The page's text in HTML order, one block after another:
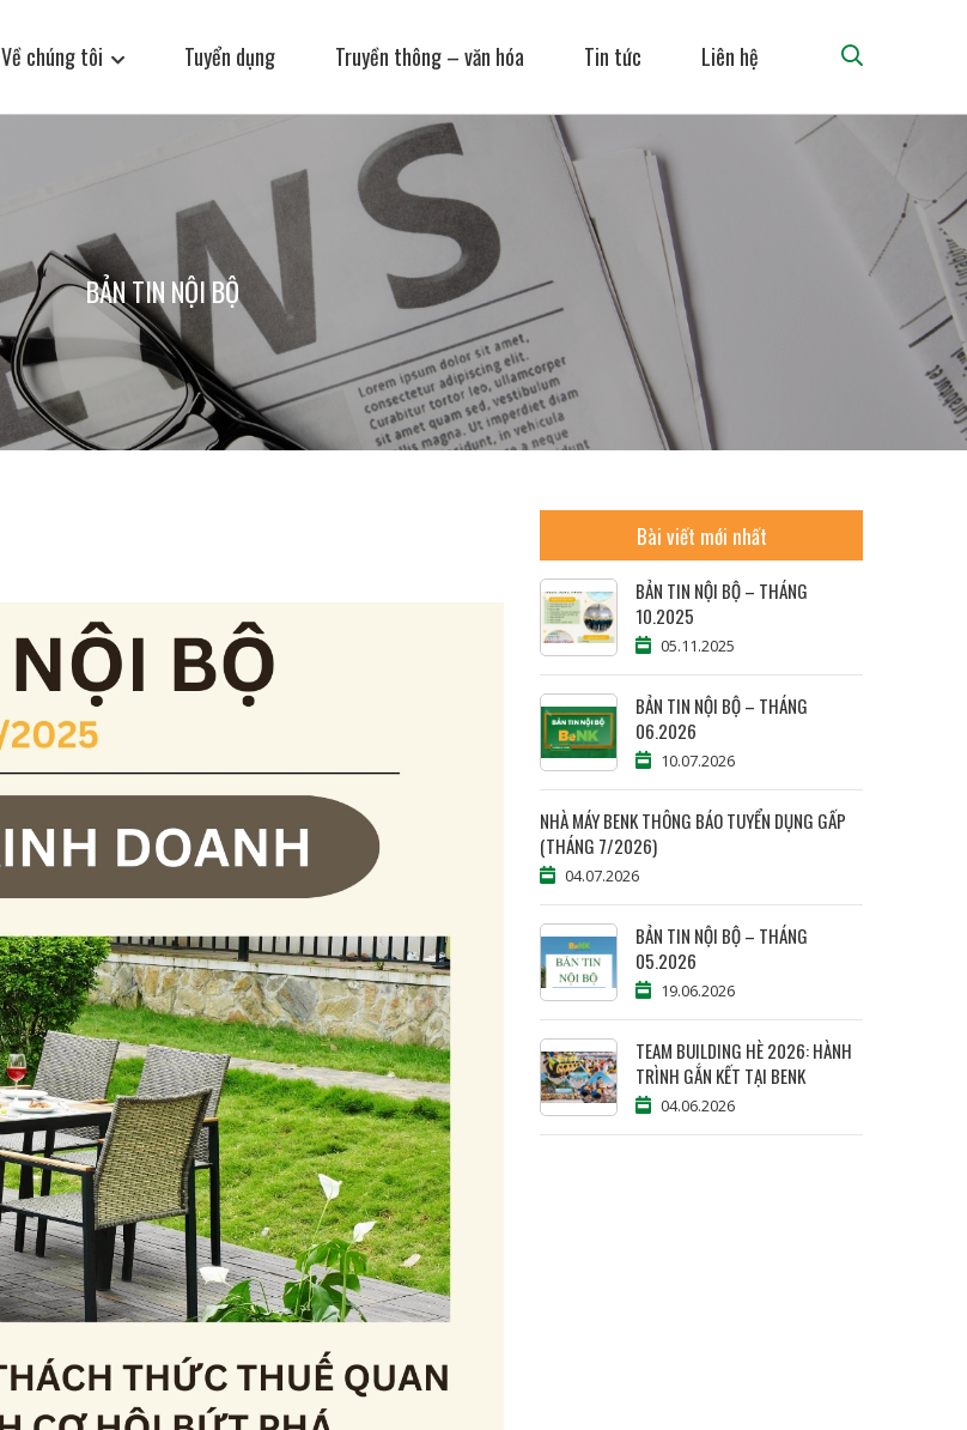
Về chúng tôi Tuyển dụng Truyền thông – văn hóa Tin tức Liên hệ
BẢN TIN NỘI BỘ
Bài viết mới nhất
BẢN TIN NỘI BỘ – THÁNG
10.2025
05.11.2025
BẢN TIN NỘI BỘ – THÁNG
06.2026
10.07.2026
NHÀ MÁY BENK THÔNG BÁO TUYỂN DỤNG GẤP
(THÁNG 7/2026)
04.07.2026
BẢN TIN NỘI BỘ – THÁNG
05.2026
19.06.2026
TEAM BUILDING HÈ 2026: HÀNH
TRÌNH GẮN KẾT TẠI BENK
04.06.2026